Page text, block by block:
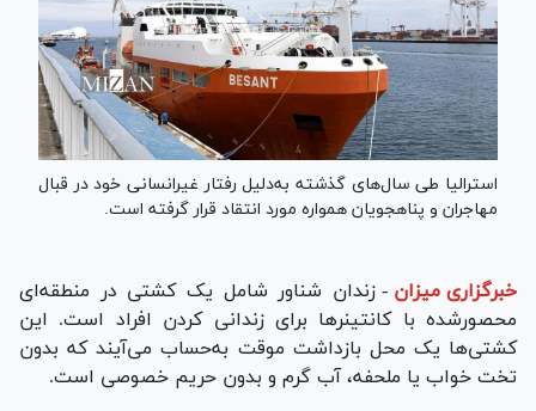
استرالیا طی سال‌های گذشته به‌دلیل رفتار غیرانسانی خود در قبال
مهاجران و پناهجویان همواره مورد انتقاد قرار گرفته است.
خبرگزاری میزان - زندان شناور شامل یک کشتی در منطقه‌ای
محصورشده با کانتینر‌ها برای زندانی کردن افراد است. این
کشتی‌ها یک محل بازداشت موقت به‌حساب می‌آیند که بدون
تخت خواب یا ملحفه، آب گرم و بدون حریم خصوصی است.